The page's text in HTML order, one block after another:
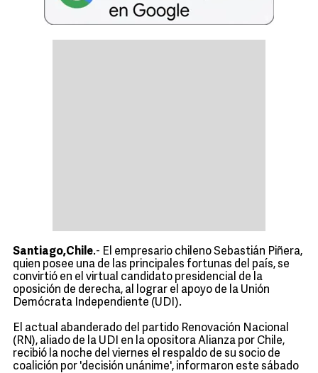
Santiago,Chile.- El empresario chileno Sebastián Piñera,
quien posee una de las principales fortunas del país, se
convirtió en el virtual candidato presidencial de la
oposición de derecha, al lograr el apoyo de la Unión
Demócrata Independiente (UDI).
El actual abanderado del partido Renovación Nacional
(RN), aliado de la UDI en la opositora Alianza por Chile,
recibió la noche del viernes el respaldo de su socio de
coalición por 'decisión unánime', informaron este sábado